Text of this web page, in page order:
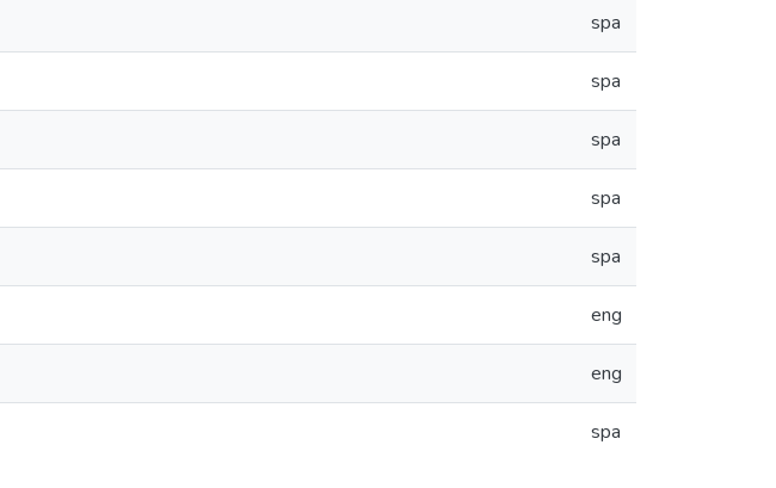
spa
spa
spa
spa
spa
eng
eng
spa